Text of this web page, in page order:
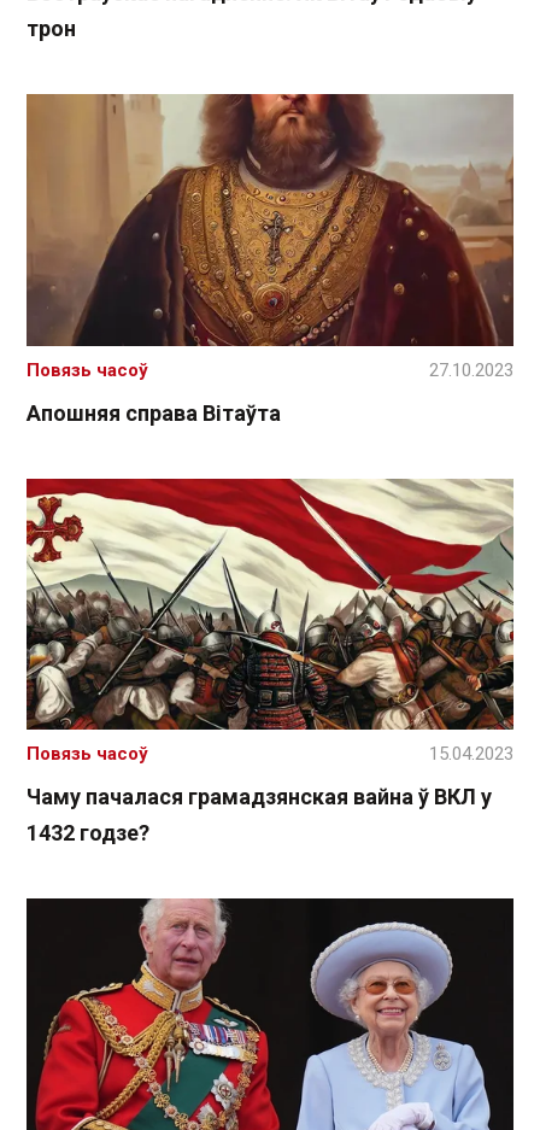
трон
Апошняя справа Вітаўта
Повязь часоў 27.10.2023
Чаму пачалася грамадзянская вайна ў ВКЛ у
1432 годзе?
Повязь часоў 15.04.2023